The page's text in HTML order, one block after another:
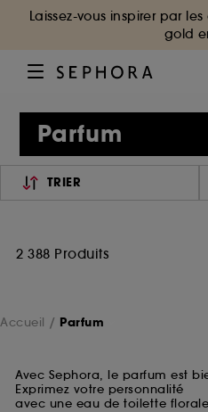
Laissez-vous inspirer par
gold
Parfum
TRIER
2 388 Produits
Accueil Parfum
Avec Sephora, le parfum est
Exprimez votre personnalité
avec une eau de toilette